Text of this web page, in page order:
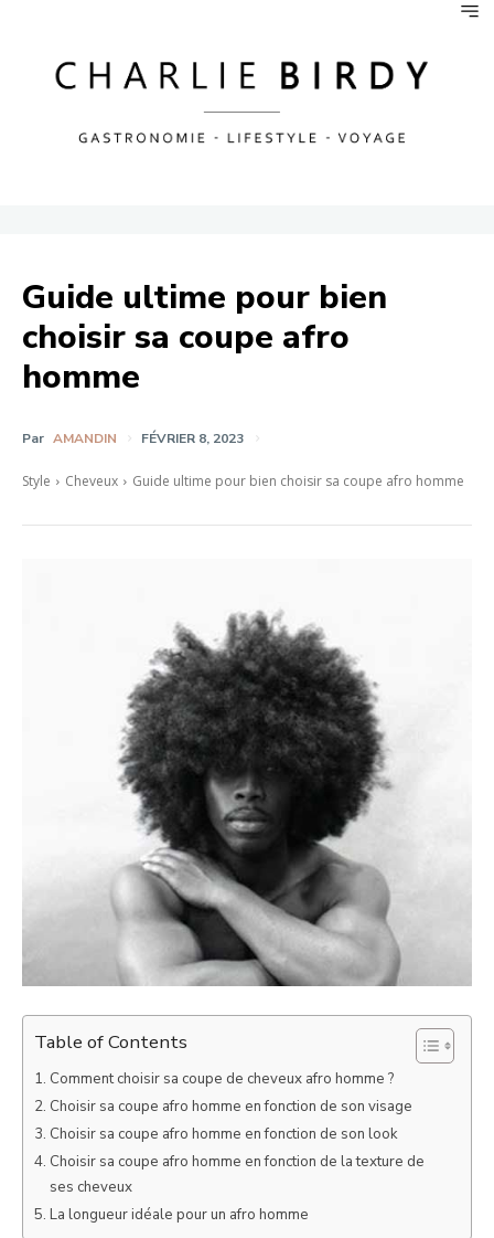
Guide ultime pour bien
choisir sa coupe afro
homme
Par AMANDIN FÉVRIER 8, 2023
Style Cheveux Guide ultime pour bien choisir sa coupe afro homme
Table of Contents
Comment choisir sa coupe de cheveux afro homme ?
Choisir sa coupe afro homme en fonction de son visage
Choisir sa coupe afro homme en fonction de son look
Choisir sa coupe afro homme en fonction de la texture de
ses cheveux
La longueur idéale pour un afro homme